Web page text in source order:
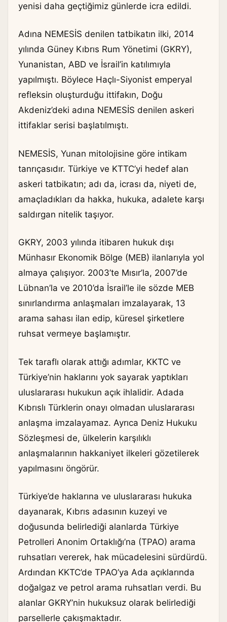
yenisi daha geçtiğimiz günlerde icra edildi.
Adına NEMESİS denilen tatbikatın ilki, 2014
yılında Güney Kıbrıs Rum Yönetimi (GKRY),
Yunanistan, ABD ve İsrail’in katılımıyla
yapılmıştı. Böylece Haçlı-Siyonist emperyal
refleksin oluşturduğu ittifakın, Doğu
Akdeniz’deki adına NEMESİS denilen askeri
ittifaklar serisi başlatılmıştı.
NEMESİS, Yunan mitolojisine göre intikam
tanrıçasıdır. Türkiye ve KTTC’yi hedef alan
askeri tatbikatın; adı da, icrası da, niyeti de,
amaçladıkları da hakka, hukuka, adalete karşı
saldırgan nitelik taşıyor.
GKRY, 2003 yılında itibaren hukuk dışı
Münhasır Ekonomik Bölge (MEB) ilanlarıyla yol
almaya çalışıyor. 2003’te Mısır’la, 2007’de
Lübnan’la ve 2010’da İsrail’le ile sözde MEB
sınırlandırma anlaşmaları imzalayarak, 13
arama sahası ilan edip, küresel şirketlere
ruhsat vermeye başlamıştır.
Tek taraflı olarak attığı adımlar, KKTC ve
Türkiye’nin haklarını yok sayarak yaptıkları
uluslararası hukukun açık ihlalidir. Adada
Kıbrıslı Türklerin onayı olmadan uluslararası
anlaşma imzalayamaz. Ayrıca Deniz Hukuku
Sözleşmesi de, ülkelerin karşılıklı
anlaşmalarının hakkaniyet ilkeleri gözetilerek
yapılmasını öngörür.
Türkiye’de haklarına ve uluslararası hukuka
dayanarak, Kıbrıs adasının kuzeyi ve
doğusunda belirlediği alanlarda Türkiye
Petrolleri Anonim Ortaklığı’na (TPAO) arama
ruhsatları vererek, hak mücadelesini sürdürdü.
Ardından KKTC’de TPAO’ya Ada açıklarında
doğalgaz ve petrol arama ruhsatları verdi. Bu
alanlar GKRY’nin hukuksuz olarak belirlediği
parsellerle çakışmaktadır.